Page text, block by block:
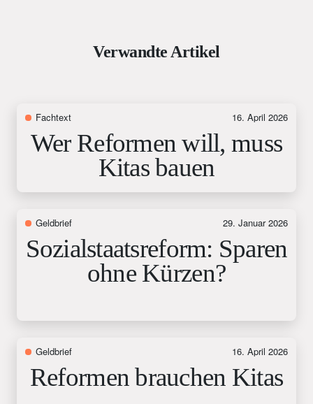
Verwandte Artikel
Fachtext 16. April 2026
Wer Reformen will, muss
Kitas bauen
Geldbrief 29. Januar 2026
Sozialstaatsreform: Sparen
ohne Kürzen?
Geldbrief 16. April 2026
Reformen brauchen Kitas